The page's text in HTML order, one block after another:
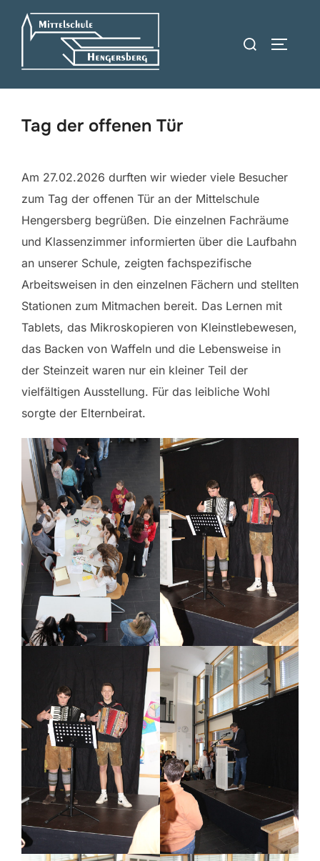
Inhalt
Suchen
Tag der offenen Tür
Am 27.02.2026 durften wir wieder viele Besucher
zum Tag der offenen Tür an der Mittelschule
Hengersberg begrüßen. Die einzelnen Fachräume
und Klassenzimmer informierten über die Laufbahn
an unserer Schule, zeigten fachspezifische
Arbeitsweisen in den einzelnen Fächern und stellten
Stationen zum Mitmachen bereit. Das Lernen mit
Tablets, das Mikroskopieren von Kleinstlebewesen,
das Backen von Waffeln und die Lebensweise in
der Steinzeit waren nur ein kleiner Teil der
vielfältigen Ausstellung. Für das leibliche Wohl
sorgte der Elternbeirat.